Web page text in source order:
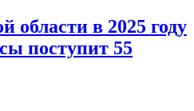
области в 2025 году
поступит 55